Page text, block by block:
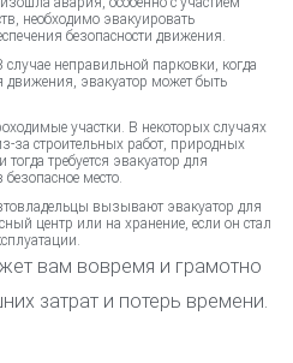
необходимо эвакуировать
безопасности движения.
неправильной парковки, когда
движения, эвакуатор может быть
участки. В некоторых случаях
за строительных работ, природных
требуется эвакуатор для
место.
вызывают эвакуатор для
центр или на хранение, если он стал
вам вовремя и грамотно
затрат и потерь времени.